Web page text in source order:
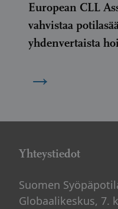
European CLL
vahvistaa
yhdenvertaista
→
Yhteystiedot
Suomen
Globaalikeskus, 7.